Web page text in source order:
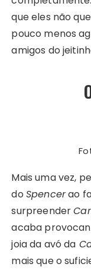
que eles não
pouco menos
amigos do
Mais uma vez,
do Spencerao
surpreender
acaba
joia da avó da
mais que o